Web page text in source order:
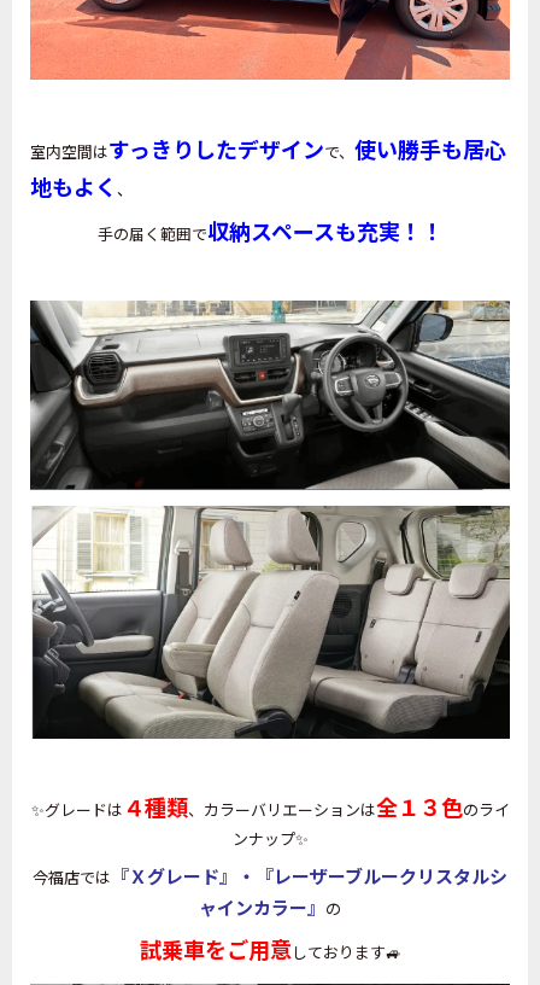
室内空間はすっきりしたデザインで、 使い勝手も居心
地もよく 、
手の届く範囲で収納スペースも充実！！
✨グレードは ４種類、カラーバリエーションは全１３色のライ
ンナップ✨
今福店では 『Ｘグレード』・『レーザーブルークリスタルシ
ャインカラー』 の
試乗車をご用意しております🚙